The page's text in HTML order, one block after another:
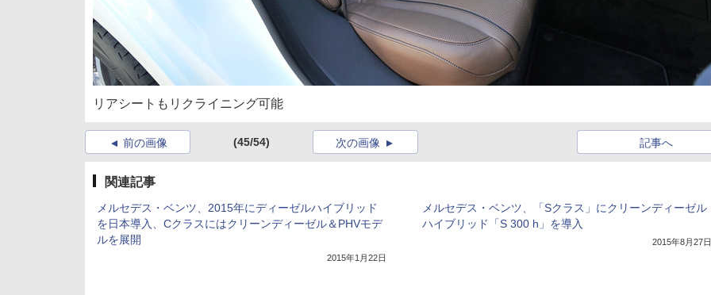
リアシートもリクライニング可能
前の画像 (45/54) 記事へ
次の画像
関連記事
メルセデス・ベンツ、2015年にディーゼルハイブリッド
を日本導入、Cクラスにはクリーンディーゼル＆PHVモデ
ルを展開
2015年1月22日
メルセデス・ベンツ、「Sクラス」にクリーンディーゼル
ハイブリッド「S 300 h」を導入
2015年8月27日